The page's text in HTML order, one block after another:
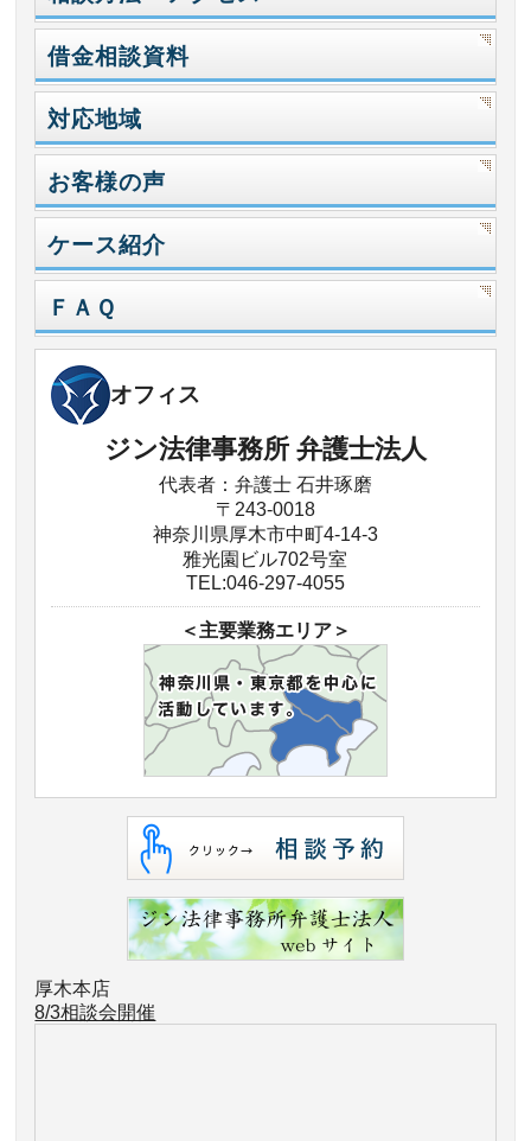
借金相談資料
対応地域
お客様の声
ケース紹介
ＦＡＱ
オフィス
ジン法律事務所 弁護士法人
代表者：弁護士 石井琢磨
〒243-0018
神奈川県厚木市中町4-14-3
雅光園ビル702号室
TEL:046-297-4055
＜主要業務エリア＞
厚木本店
8/3相談会開催